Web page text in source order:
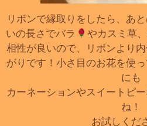
リボンで縁取りをしたら、あ
いの長さでバラ
やカスミ草
相性が良いので、リボンより
がりです！小さ目のお花を使
にも
カーネーションやスイートピ
ね！
お試しくだ